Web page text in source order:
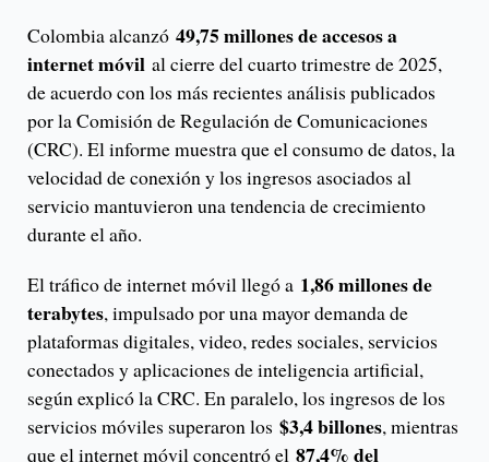
Colombia alcanzó 49,75 millones de accesos a
internet móvil al cierre del cuarto trimestre de 2025,
de acuerdo con los más recientes análisis publicados
por la Comisión de Regulación de Comunicaciones
(CRC). El informe muestra que el consumo de datos, la
velocidad de conexión y los ingresos asociados al
servicio mantuvieron una tendencia de crecimiento
durante el año.
El tráfico de internet móvil llegó a 1,86 millones de
terabytes, impulsado por una mayor demanda de
plataformas digitales, video, redes sociales, servicios
conectados y aplicaciones de inteligencia artificial,
según explicó la CRC. En paralelo, los ingresos de los
servicios móviles superaron los $3,4 billones, mientras
que el internet móvil concentró el 87,4% del